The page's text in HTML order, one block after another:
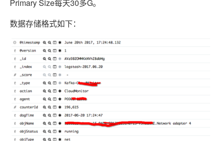
Primary Size每天30多G。
数据存储格式如下：